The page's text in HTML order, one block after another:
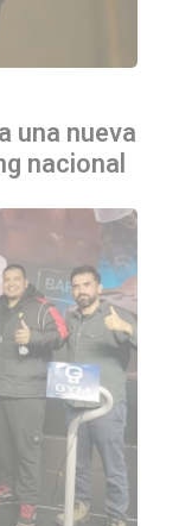
una nueva
nacional